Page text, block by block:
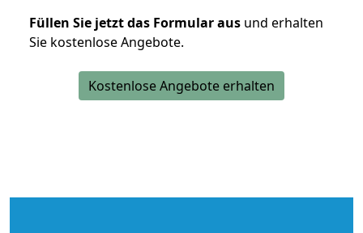
Füllen Sie jetzt das Formular aus und erhalten
Sie kostenlose Angebote.
Kostenlose Angebote erhalten